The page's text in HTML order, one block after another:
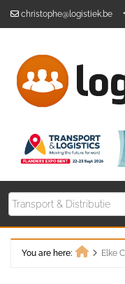
christophe@logistiek.be
You are here:
Elke